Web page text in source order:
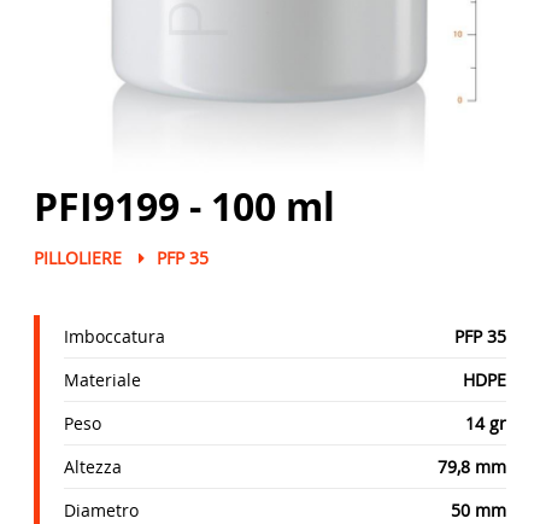
PFI9199 - 100 ml
PILLOLIERE PFP 35
Imboccatura
PFP 35
Materiale
HDPE
Peso
14 gr
Altezza
79,8 mm
Diametro
50 mm